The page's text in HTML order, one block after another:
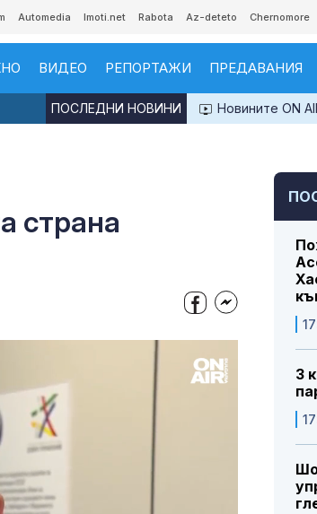
Automedia Imoti.net Rabota Az-deteto Chernomore
ВИДЕО РЕПОРТАЖИ ПРЕДАВАНИЯ
Новините ON
ПОСЛЕДНИ НОВИНИ
страна
3